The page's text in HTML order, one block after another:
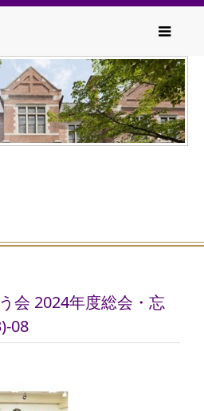
会 2024年度総会・忘
08